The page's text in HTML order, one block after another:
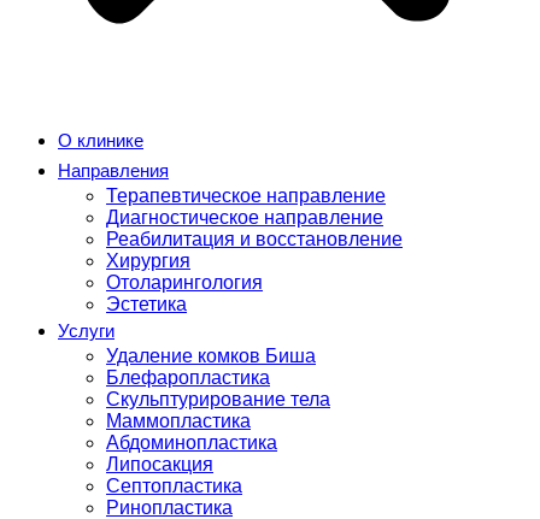
О клинике
Направления
Терапевтическое направление
Диагностическое направление
Реабилитация и восстановление
Хирургия
Отоларингология
Эстетика
Услуги
Удаление комков Биша
Блефаропластика
Скульптурирование тела
Маммопластика
Абдоминопластика
Липосакция
Септопластика
Ринопластика